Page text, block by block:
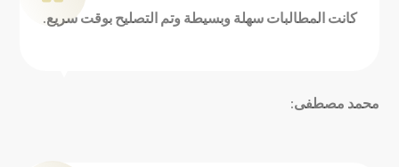
كانت المطالبات سهلة وبسيطة وتم التصليح بوقت سريع.
محمد مصطفى: